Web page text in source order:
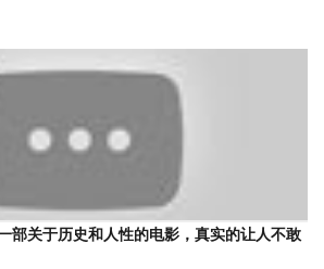
部关于历史和人性的电影，真实的让人不敢